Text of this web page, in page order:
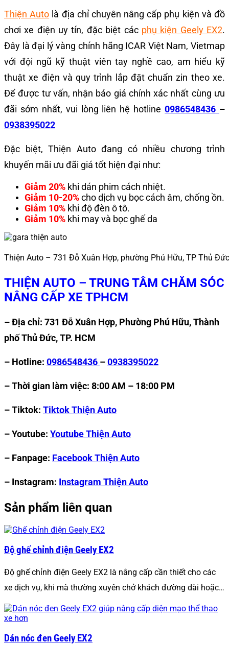
Thiện Auto là địa chỉ chuyên nâng cấp phụ kiện và đồ
chơi xe điện uy tín, đặc biệt các phụ kiện Geely EX2.
Đây là đại lý vàng chính hãng ICAR Việt Nam, Vietmap
với đội ngũ kỹ thuật viên tay nghề cao, am hiểu kỹ
thuật xe điện và quy trình lắp đặt chuẩn zin theo xe.
Để được tư vấn, nhận báo giá chính xác nhất cùng ưu
đãi sớm nhất, vui lòng liên hệ hotline0986548436 –
0938395022
Đặc biệt, Thiện Auto đang có nhiều chương trình
khuyến mãi ưu đãi giá tốt hiện đại như:
Giảm 20% khi dán phim cách nhiệt.
Giảm 10-20%cho dịch vụ bọc cách âm, chống ồn.
Giảm 10% khi độ đèn ô tô.
Giảm 10% khi may và bọc ghế da
Thiện Auto – 731 Đỗ Xuân Hợp, phường Phú Hữu, TP Thủ Đức
THIỆN AUTO – TRUNG TÂM CHĂM SÓC
NÂNG CẤP XE TPHCM
– Địa chỉ: 731 Đỗ Xuân Hợp, Phường Phú Hữu, Thành
phố Thủ Đức, TP. HCM
– Hotline: 0986548436 –0938395022
– Thời gian làm việc: 8:00 AM – 18:00 PM
– Tiktok: Tiktok Thiện Auto
– Youtube: Youtube Thiện Auto
– Fanpage: Facebook Thiện Auto
– Instagram: Instagram Thiện Auto
Sản phẩm liên quan
Độ ghế chỉnh điện Geely EX2
Độ ghế chỉnh điện Geely EX2 là nâng cấp cần thiết cho các
xe dịch vụ, khi mà thường xuyên chở khách đường dài hoặc…
Dán nóc đen Geely EX2